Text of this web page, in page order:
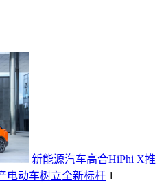
新能源汽车高合HiPhi X推
电动车树立全新标杆 1